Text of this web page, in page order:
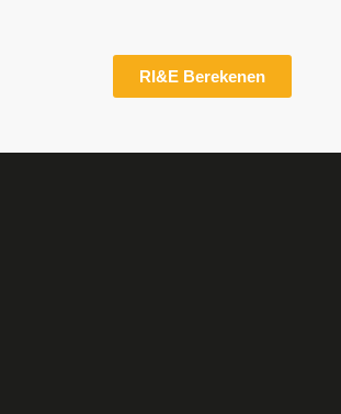
RI&E Berekenen